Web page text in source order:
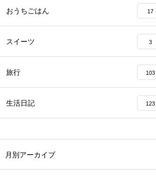
おうちごはん 17
スイーツ 3
旅行 103
生活日記 123
月別アーカイブ